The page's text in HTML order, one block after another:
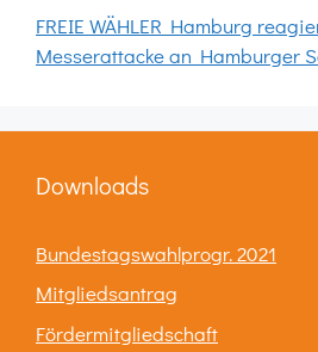
FREIE WÄHLER Hamburg
Messerattacke an Hamburger
Downloads
Bundestagswahlprogr. 2021
Mitgliedsantrag
Fördermitgliedschaft